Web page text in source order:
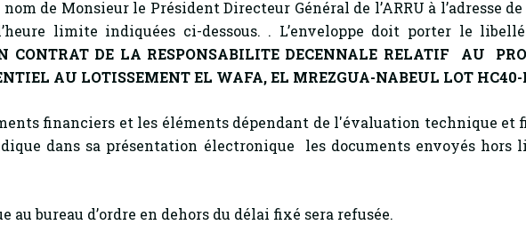
de Monsieur le Président Directeur Général de l’ARRU à l’adresse
limite indiquées ci-dessous. . L’enveloppe doit porter le
CONTRAT DE LA RESPONSABILITEDECENNALE RELATIF AU
AU LOTISSEMENT EL WAFA, EL MREZGUA-NABEUL LOT HC40-
financiers et les éléments dépendant de l'évaluation technique
dans sa présentation électronique les documents envoyés
au bureau d’ordre en dehors du délai fixé sera refusée.